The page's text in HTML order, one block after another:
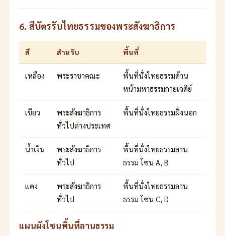
6. สีบัตรรับไทยธรรมของพระสังฆาธิการ
สี สำหรับ พื้นที่
เหลือง พระราชาคณะ
พื้นที่นั่งไทยธรรมด้าน
หน้ามหาธรรมกายเจดีย์
เขียว
พระสังฆาธิการ
ทั่วไปต่างประเทศ
พื้นที่นั่งไทยธรรมฝั่งนอก
น้ำเงิน
พระสังฆาธิการ
ทั่วไป
พื้นที่นั่งไทยธรรมลาน
ธรรม โซน A, B
แดง
พระสังฆาธิการ
ทั่วไป
พื้นที่นั่งไทยธรรมลาน
ธรรม โซน C, D
แผนผังโซนพื้นที่ลานธรรม